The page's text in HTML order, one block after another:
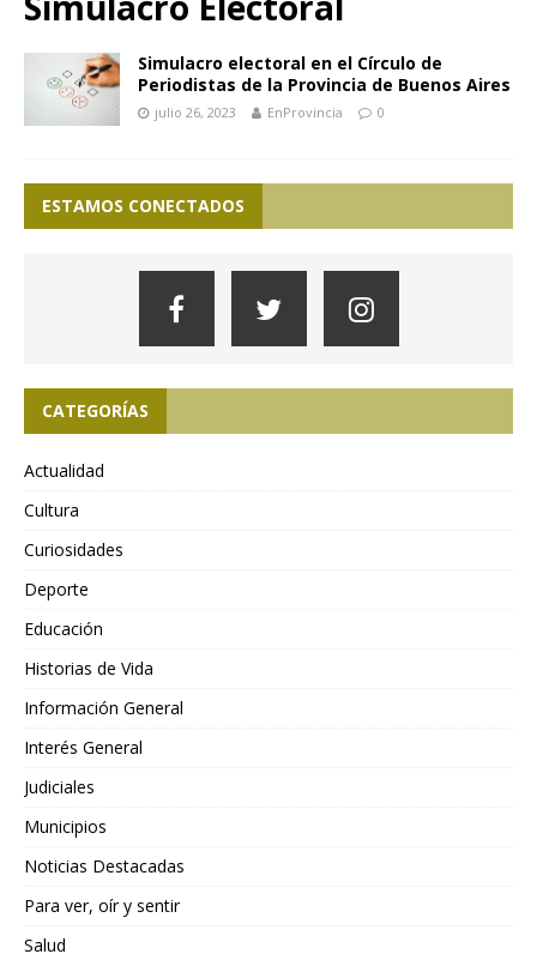
Simulacro electoral en el Círculo de
Periodistas de la Provincia de Buenos Aires
julio 26, 2023 EnProvincia 0
ESTAMOS CONECTADOS
CATEGORÍAS
Actualidad
Cultura
Curiosidades
Deporte
Educación
Historias de Vida
Información General
Interés General
Judiciales
Municipios
Noticias Destacadas
Para ver, oír y sentir
Salud